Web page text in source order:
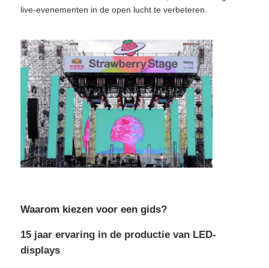
SMD LED Scherm
Buiten LED-displaybord
Buiten geleid reclamebord
live-evenementen in de open lucht te verbeteren.
Waarom kiezen voor een gids?
15 jaar ervaring in de productie van LED-
displays